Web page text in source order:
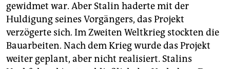
gewidmet war. Aber Stalin haderte mit der
Huldigung seines Vorgängers, das Projekt
verzögerte sich. Im Zweiten Weltkrieg stockten die
Bauarbeiten. Nach dem Krieg wurde das Projekt
weiter geplant, aber nicht realisiert. Stalins